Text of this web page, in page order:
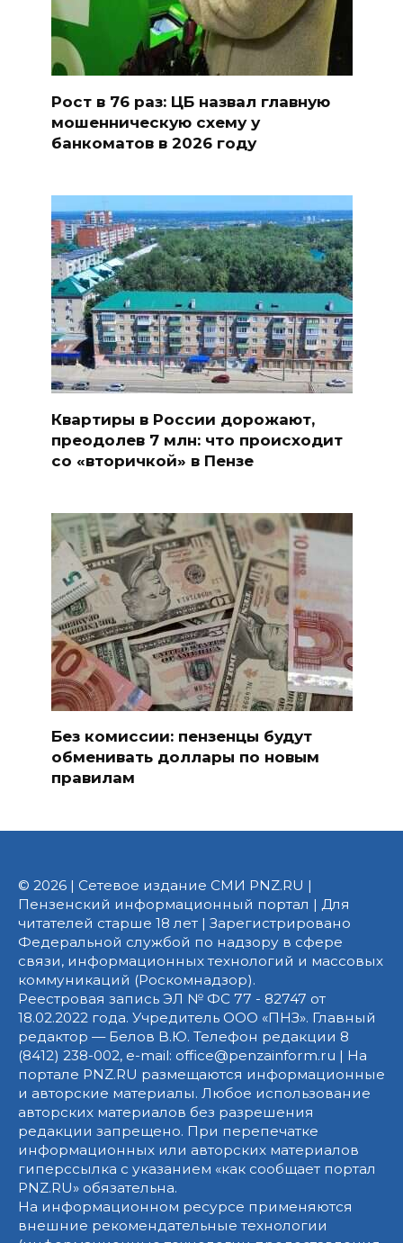
Рост в 76 раз: ЦБ назвал главную
мошенническую схему у
банкоматов в 2026 году
Квартиры в России дорожают,
преодолев 7 млн: что происходит
со «вторичкой» в Пензе
Без комиссии: пензенцы будут
обменивать доллары по новым
правилам
© 2026 | Сетевое издание СМИ PNZ.RU |
Пензенский информационный портал | Для
читателей старше 18 лет | Зарегистрировано
Федеральной службой по надзору в сфере
связи, информационных технологий и массовых
коммуникаций (Роскомнадзор).
Реестровая запись ЭЛ № ФС 77 - 82747 от
18.02.2022 года. Учредитель ООО «ПНЗ». Главный
редактор — Белов В.Ю. Телефон редакции 8
(8412) 238-002, e-mail: office@penzainform.ru | На
портале PNZ.RU размещаются информационные
и авторские материалы. Любое использование
авторских материалов без разрешения
редакции запрещено. При перепечатке
информационных или авторских материалов
гиперссылка с указанием «как сообщает портал
PNZ.RU» обязательна.
На информационном ресурсе применяются
внешние рекомендательные технологии